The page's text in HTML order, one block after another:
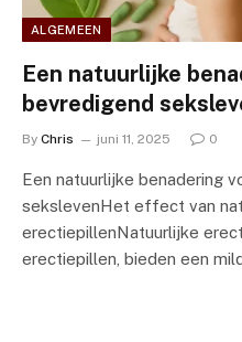
ALGEMEEN
Een natuurlijke
bevredigend
By Chris juni 11, 2025 0
Een natuurlijke benadering
sekslevenHet effect van
erectiepillenNatuurlijke
erectiepillen, bieden een